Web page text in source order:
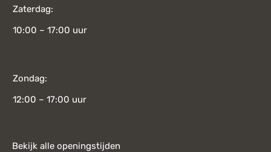
Zaterdag:
10:00 – 17:00 uur
Zondag:
12:00 – 17:00 uur
Bekijk alle openingstijden